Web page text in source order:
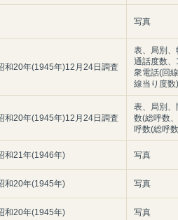
写真
和20年(1945年)12月24日調査
表、局別、
通話度数
衆電話(回
線当り度数)
和20年(1945年)12月24日調査
表、局別
数(総呼数
呼数(総呼
和21年(1946年) 写真
和20年(1945年) 写真
和20年(1945年) 写真